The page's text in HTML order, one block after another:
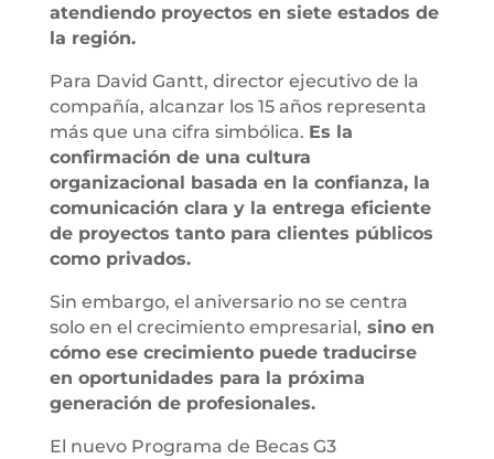
atendiendo proyectos en siete estados de
la región.
Para David Gantt, director ejecutivo de la
compañía, alcanzar los 15 años representa
más que una cifra simbólica. Es la
confirmación de una cultura
organizacional basada en la confianza, la
comunicación clara y la entrega eficiente
de proyectos tanto para clientes públicos
como privados.
Sin embargo, el aniversario no se centra
solo en el crecimiento empresarial, sino en
cómo ese crecimiento puede traducirse
en oportunidades para la próxima
generación de profesionales.
El nuevo Programa de Becas G3